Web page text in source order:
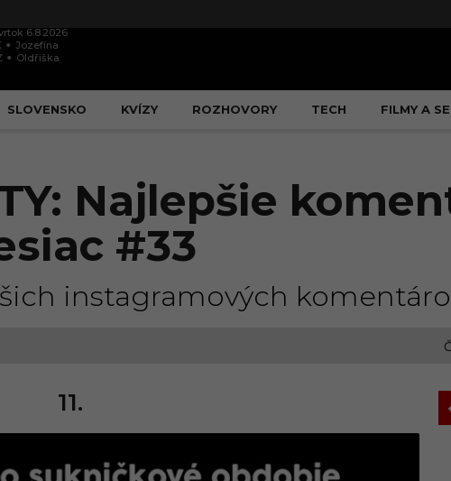
6.8.2026
Jozefína
Oldřiška
SLOVENSKO KVÍZY ROZHOVORY TECH FILMY A
Najlepšie
#33
instagramových
11.